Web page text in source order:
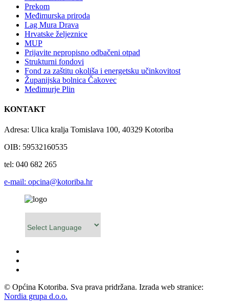
Prekom
Međimurska priroda
Lag Mura Drava
Hrvatske željeznice
MUP
Prijavite nepropisno odbačeni otpad
Strukturni fondovi
Fond za zaštitu okoliša i energetsku učinkovitost
Županijska bolnica Čakovec
Međimurje Plin
KONTAKT
Adresa: Ulica kralja Tomislava 100, 40329 Kotoriba
OIB: 59532160535
tel: 040 682 265
e-mail: opcina@kotoriba.hr
© Općina Kotoriba. Sva prava pridržana. Izrada web stranice:
Nordia grupa d.o.o.